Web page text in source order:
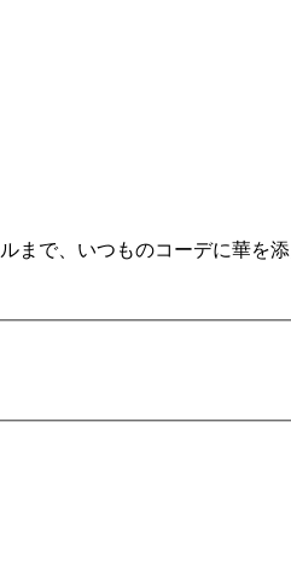
まで、いつものコーデに華を